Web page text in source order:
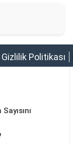
Gizlilik Politikası